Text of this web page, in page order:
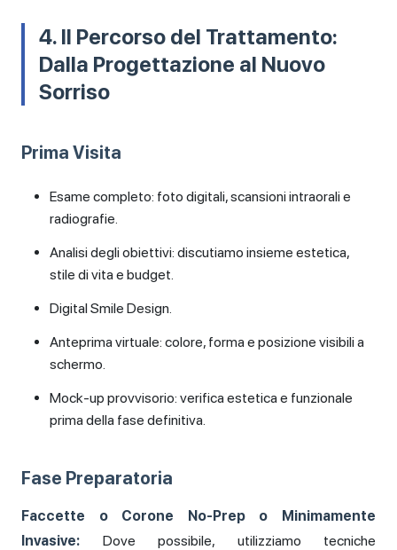
4. Il Percorso del Trattamento:
Dalla Progettazione al Nuovo
Sorriso
Prima Visita
Esame completo: foto digitali, scansioni intraorali e
radiografie.
Analisi degli obiettivi: discutiamo insieme estetica,
stile di vita e budget.
Digital Smile Design.
Anteprima virtuale: colore, forma e posizione visibili a
schermo.
Mock-up provvisorio: verifica estetica e funzionale
prima della fase definitiva.
Fase Preparatoria
Faccette o Corone No-Prep o Minimamente
Invasive: Dove possibile, utilizziamo tecniche